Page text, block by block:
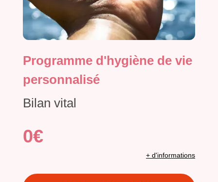
Programme d'hygiène de vie
personnalisé
Bilan vital
0€
+ d'informations